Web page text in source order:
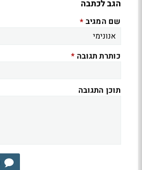
הגב לכתבה
שם המגיב *
כותרת תגובה *
תוכן התגובה